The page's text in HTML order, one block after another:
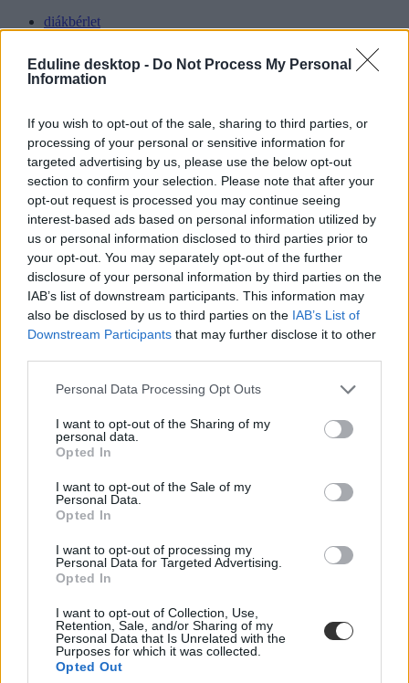
Eduline desktop - Do Not Process My Personal
Information
If you wish to opt-out of the sale, sharing to third parties, or
processing of your personal or sensitive information for
targeted advertising by us, please use the below opt-out
section to confirm your selection. Please note that after your
opt-out request is processed you may continue seeing
interest-based ads based on personal information utilized by
us or personal information disclosed to third parties prior to
your opt-out. You may separately opt-out of the further
disclosure of your personal information by third parties on the
IAB’s list of downstream participants. This information may
also be disclosed by us to third parties on the IAB’s List of
Downstream Participants that may further disclose it to other
Personal Data Processing Opt Outs
I want to opt-out of the Sharing of my
personal data.
Opted In
I want to opt-out of the Sale of my
Personal Data.
Opted In
I want to opt-out of processing my
Personal Data for Targeted Advertising.
Opted In
I want to opt-out of Collection, Use,
Retention, Sale, and/or Sharing of my
Personal Data that Is Unrelated with the
Purposes for which it was collected.
Opted Out
diákbérlet
MÁV bérlet
októberi diákbérlet
Hozzászólások
Mi a baj a 8 osztályos általános iskolával, és mi jöhet
helyette?
A kisiskolák tanárhiánya és a kisgimnáziumok elitképzővé válása
Gyarmathy Éva klinikai és neveléslélektani szakpszichológus,
Közoktatás
Kurucz-Gáspár Tünde
Dolgoznának az egyetem mellett, mégsem
vállalhatnak diákmunkát – több mint százezer
levelezős hallgatót érinthet a szabály
„Szinte bárhol voltam állásinterjún, mikor megtudták, hogy levelező
tagozatos hallgató vagyok, egyből húzni kezdték a szájukat” –
azonban korántsem egyedi: több levelezős hallgató számolt be
hasonló nehézségekről.
Campus life
Kovács Dóri